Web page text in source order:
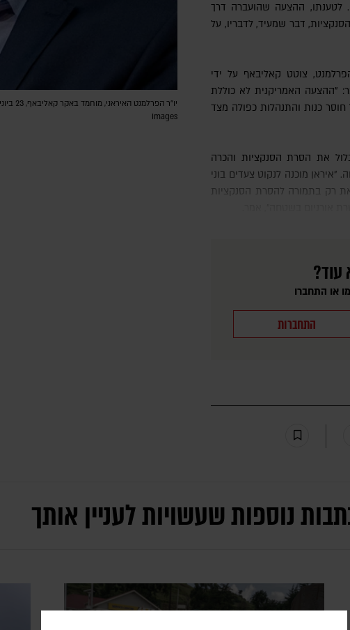
לטענתו, ההצעה שהועברה דרך
דבר שמעיד, לדבריו, על
צוטט קאליבאף על ידי
"ההצעה האמריקנית לא כוללת
כנות והתנהלות כפולה מצד
"איראן מוכנה לנקוט צעדים בוני
רק בתמורה להסרת הסנקציות
עוד?
או התחברו
התחברות
Images
נוספות שעשויות לעניין אותך